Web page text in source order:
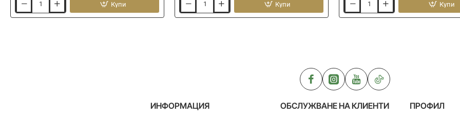
флуорокарбон
Купи
ароматизатор
Купи
за
Купи
ИНФОРМАЦИЯ ОБСЛУЖВАНЕ НА КЛИЕНТИ ПРОФИЛ